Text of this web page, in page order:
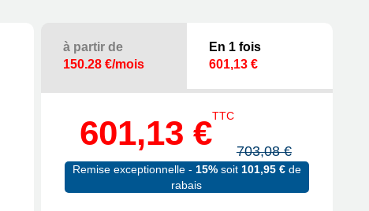
à partir de
150.28 €/mois
En 1 fois
601,13 €
601,13 €TTC
703,08 €
Remise exceptionnelle - 15%soit 101,95 €de
rabais